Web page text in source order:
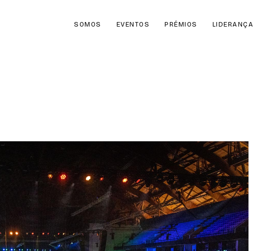
SOMOS EVENTOS PRÉMIOS LIDERANÇA